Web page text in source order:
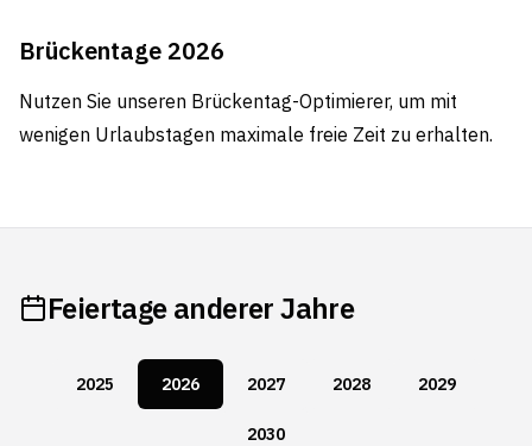
Brückentage 2026
Nutzen Sie unseren Brückentag-Optimierer, um mit
wenigen Urlaubstagen maximale freie Zeit zu erhalten.
Feiertage anderer Jahre
2025 2026 2027 2028 2029
2030